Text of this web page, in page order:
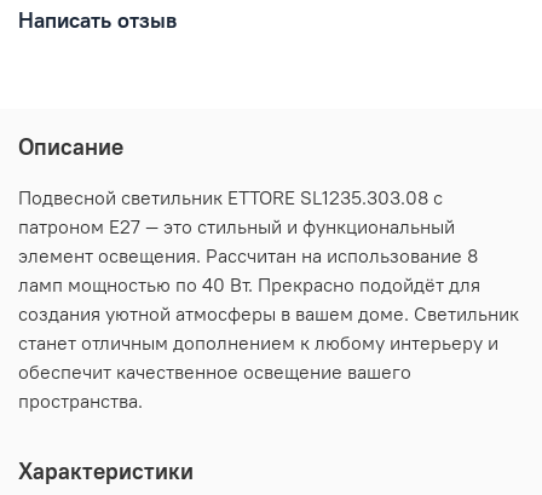
Написать отзыв
Описание
Подвесной светильник ETTORE SL1235.303.08 с
патроном E27 — это стильный и функциональный
элемент освещения. Рассчитан на использование 8
ламп мощностью по 40 Вт. Прекрасно подойдёт для
создания уютной атмосферы в вашем доме. Светильник
станет отличным дополнением к любому интерьеру и
обеспечит качественное освещение вашего
пространства.
Характеристики